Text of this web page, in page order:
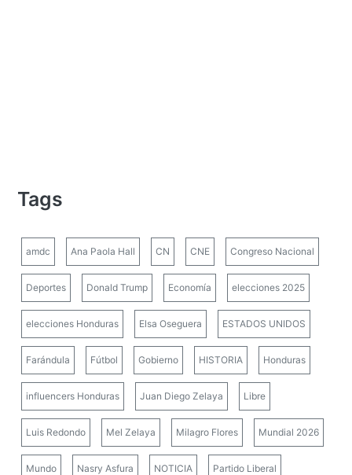
Tags
amdc Ana Paola Hall CN CNE Congreso Nacional
Deportes Donald Trump Economía elecciones 2025
elecciones Honduras Elsa Oseguera ESTADOS UNIDOS
Farándula Fútbol Gobierno HISTORIA Honduras
influencers Honduras Juan Diego Zelaya Libre
Luis Redondo Mel Zelaya Milagro Flores Mundial 2026
Mundo Nasry Asfura NOTICIA Partido Liberal